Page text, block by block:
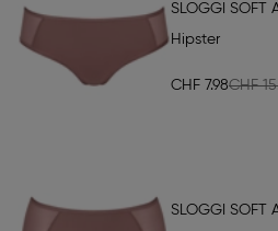
SLOGGI SOFT
Hipster
CHF 7.98CHF
SLOGGI SOFT